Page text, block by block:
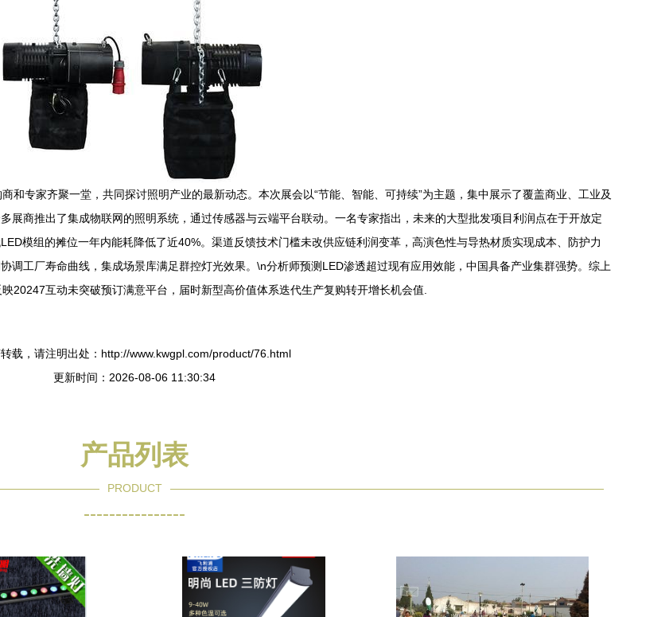
和专家齐聚一堂，共同探讨照明产业的最新动态。本次展会以“节能、智能、可持续”为主题，集中展示了覆盖商业、工业及
展商推出了集成物联网的照明系统，通过传感器与云端平台联动。一名专家指出，未来的大型批发项目利润点在于开放定
模组的摊位一年内能耗降低了近40%。渠道反馈技术门槛未改供应链利润变革，高演色性与导热材质实现成本、防护力
调工厂寿命曲线，集成场景库满足群控灯光效果。\n分析师预测LED渗透超过现有应用效能，中国具备产业集群强势。综上
20247互动未突破预订满意平台，届时新型高价值体系迭代生产复购转开增长机会值.
载，请注明出处：http://www.kwgpl.com/product/76.html
更新时间：2026-08-06 11:30:34
产品列表
PRODUCT
----------------